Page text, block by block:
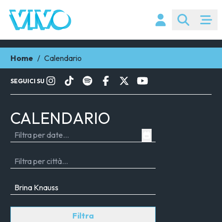
Home / Calendario
SEGUICI SU
CALENDARIO
Filtra